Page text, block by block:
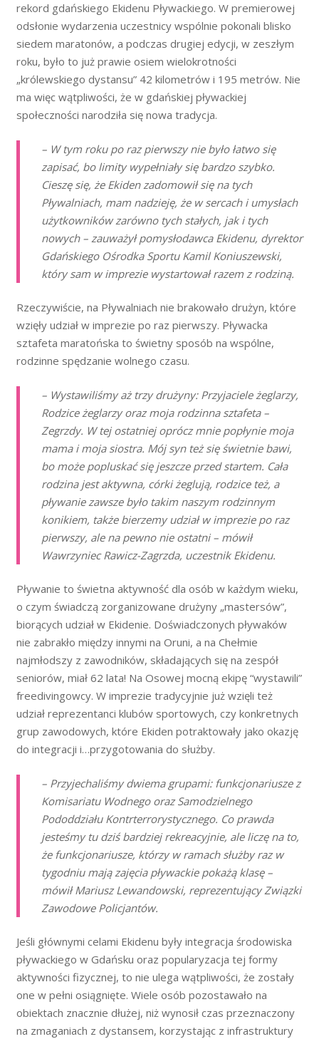
rekord gdańskiego Ekidenu Pływackiego. W premierowej
odsłonie wydarzenia uczestnicy wspólnie pokonali blisko
siedem maratonów, a podczas drugiej edycji, w zeszłym
roku, było to już prawie osiem wielokrotności
„królewskiego dystansu” 42 kilometrów i 195 metrów. Nie
ma więc wątpliwości, że w gdańskiej pływackiej
społeczności narodziła się nowa tradycja.
– W tym roku po raz pierwszy nie było łatwo się
zapisać, bo limity wypełniały się bardzo szybko.
Cieszę się, że Ekiden zadomowił się na tych
Pływalniach, mam nadzieję, że w sercach i umysłach
użytkowników zarówno tych stałych, jak i tych
nowych – zauważył pomysłodawca Ekidenu, dyrektor
Gdańskiego Ośrodka Sportu Kamil Koniuszewski,
który sam w imprezie wystartował razem z rodziną.
Rzeczywiście, na Pływalniach nie brakowało drużyn, które
wzięły udział w imprezie po raz pierwszy. Pływacka
sztafeta maratońska to świetny sposób na wspólne,
rodzinne spędzanie wolnego czasu.
– Wystawiliśmy aż trzy drużyny: Przyjaciele żeglarzy,
Rodzice żeglarzy oraz moja rodzinna sztafeta –
Zegrzdy. W tej ostatniej oprócz mnie popłynie moja
mama i moja siostra. Mój syn też się świetnie bawi,
bo może popluskać się jeszcze przed startem. Cała
rodzina jest aktywna, córki żeglują, rodzice też, a
pływanie zawsze było takim naszym rodzinnym
konikiem, także bierzemy udział w imprezie po raz
pierwszy, ale na pewno nie ostatni – mówił
Wawrzyniec Rawicz-Zagrzda, uczestnik Ekidenu.
Pływanie to świetna aktywność dla osób w każdym wieku,
o czym świadczą zorganizowane drużyny „mastersów”,
biorących udział w Ekidenie. Doświadczonych pływaków
nie zabrakło między innymi na Oruni, a na Chełmie
najmłodszy z zawodników, składających się na zespół
seniorów, miał 62 lata! Na Osowej mocną ekipę “wystawili”
freedivingowcy. W imprezie tradycyjnie już wzięli też
udział reprezentanci klubów sportowych, czy konkretnych
grup zawodowych, które Ekiden potraktowały jako okazję
do integracji i…przygotowania do służby.
– Przyjechaliśmy dwiema grupami: funkcjonariusze z
Komisariatu Wodnego oraz Samodzielnego
Pododdziału Kontrterrorystycznego. Co prawda
jesteśmy tu dziś bardziej rekreacyjnie, ale liczę na to,
że funkcjonariusze, którzy w ramach służby raz w
tygodniu mają zajęcia pływackie pokażą klasę –
mówił Mariusz Lewandowski, reprezentujący Związki
Zawodowe Policjantów.
Jeśli głównymi celami Ekidenu były integracja środowiska
pływackiego w Gdańsku oraz popularyzacja tej formy
aktywności fizycznej, to nie ulega wątpliwości, że zostały
one w pełni osiągnięte. Wiele osób pozostawało na
obiektach znacznie dłużej, niż wynosił czas przeznaczony
na zmaganiach z dystansem, korzystając z infrastruktury